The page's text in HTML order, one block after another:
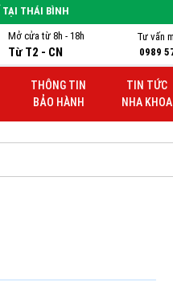
TẠI THÁI BÌNH
Mở cửa từ 8h - 18h
Từ T2 - CN
Tư vấn
0989
THÔNG TIN
BẢO HÀNH
TIN TỨC
NHA KHOA